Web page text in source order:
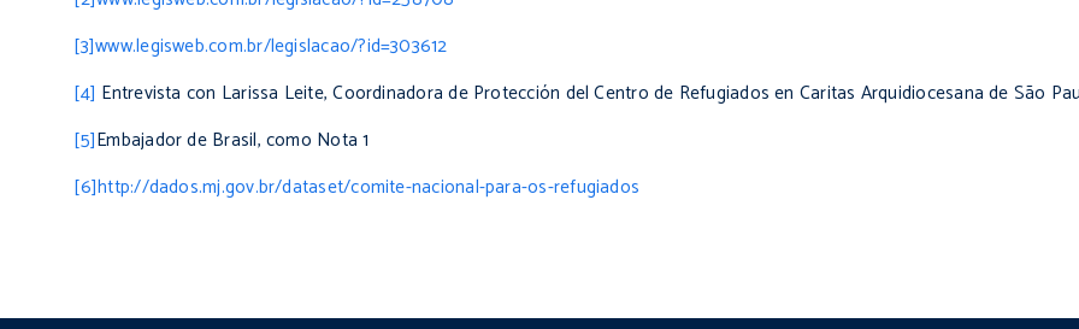
[3]www.legisweb.com.br/legislacao/?id=303612
[4] Entrevista con Larissa Leite, Coordinadora de Protección del Centro de Refugiados en Caritas Arquidiocesana de São
[5]Embajador de Brasil, como Nota 1
[6]http://dados.mj.gov.br/dataset/comite-nacional-para-os-refugiados